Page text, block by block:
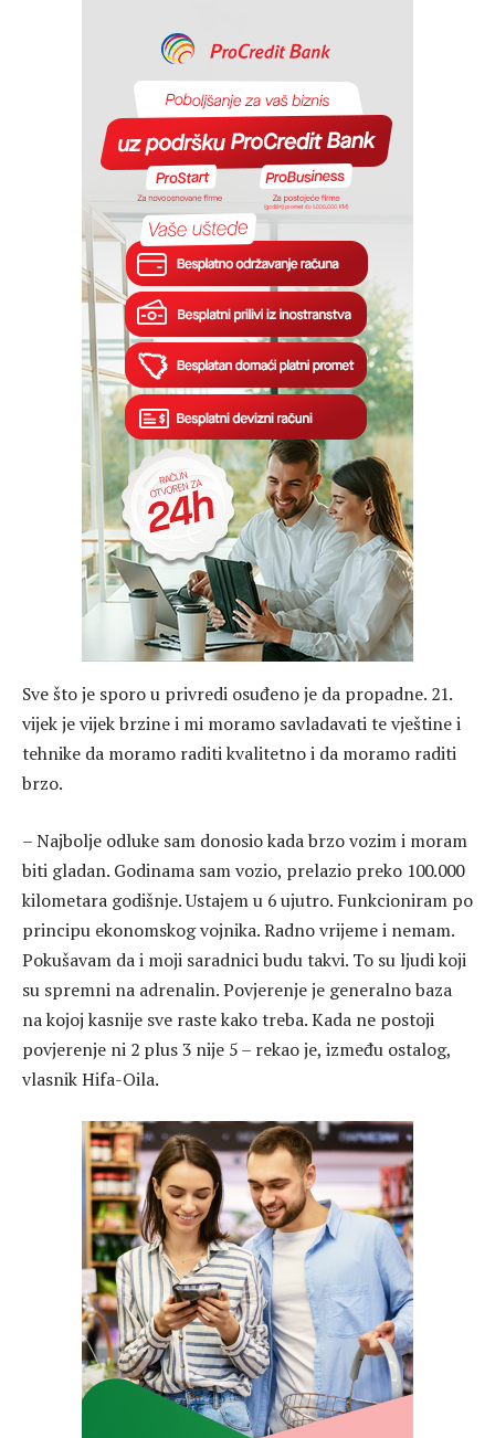
Sve što je sporo u privredi osuđeno je da propadne. 21.
vijek je vijek brzine i mi moramo savladavati te vještine i
tehnike da moramo raditi kvalitetno i da moramo raditi
brzo.
– Najbolje odluke sam donosio kada brzo vozim i moram
biti gladan. Godinama sam vozio, prelazio preko 100.000
kilometara godišnje. Ustajem u 6 ujutro. Funkcioniram po
principu ekonomskog vojnika. Radno vrijeme i nemam.
Pokušavam da i moji saradnici budu takvi. To su ljudi koji
su spremni na adrenalin. Povjerenje je generalno baza
na kojoj kasnije sve raste kako treba. Kada ne postoji
povjerenje ni 2 plus 3 nije 5 – rekao je, između ostalog,
vlasnik Hifa-Oila.